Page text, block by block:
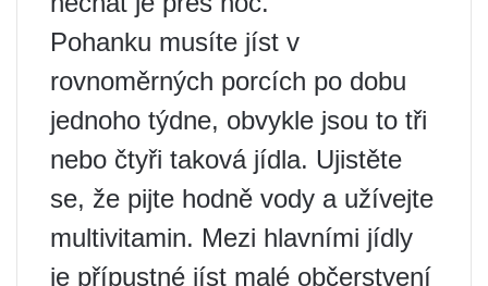
Pohanku musíte jíst v
rovnoměrných porcích po dobu
jednoho týdne, obvykle jsou to tři
nebo čtyři taková jídla. Ujistěte
se, že pijte hodně vody a užívejte
multivitamin. Mezi hlavními jídly
je přípustné jíst malé občerstvení